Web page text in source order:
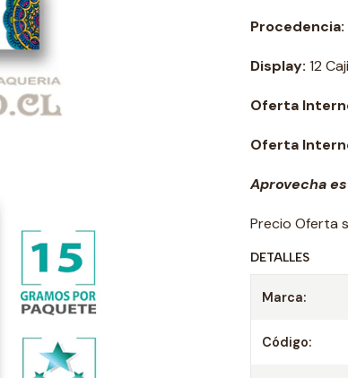
Procedencia:
Display: 12
Oferta
Oferta
Aprovecha
Precio Oferta
DETALLES
Marca:
Código: